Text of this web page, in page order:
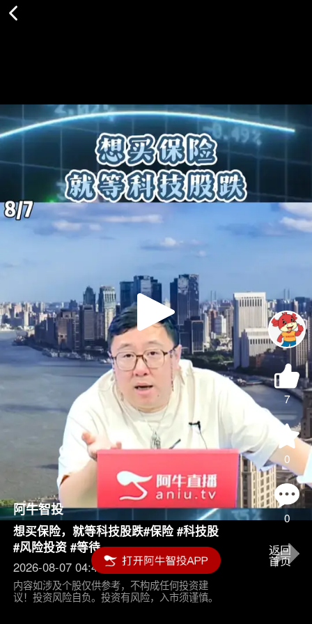
Play
Video
7
0
0
阿牛智投
想买保险，就等科技股跌#保险 #科技股
#风险投资 #等待
2026-08-07 04:45
内容如涉及个股仅供参考，不构成任何投资建
议！投资风险自负。投资有风险，入市须谨慎。